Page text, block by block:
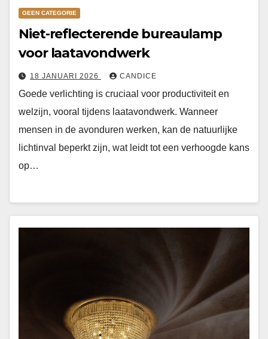
GEEN CATEGORIE
Niet-reflecterende bureaulamp
voor laatavondwerk
18 JANUARI 2026 CANDICE
Goede verlichting is cruciaal voor productiviteit en
welzijn, vooral tijdens laatavondwerk. Wanneer
mensen in de avonduren werken, kan de natuurlijke
lichtinval beperkt zijn, wat leidt tot een verhoogde kans
op…